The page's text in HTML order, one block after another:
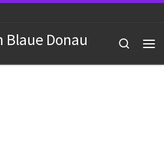
Donau
Search